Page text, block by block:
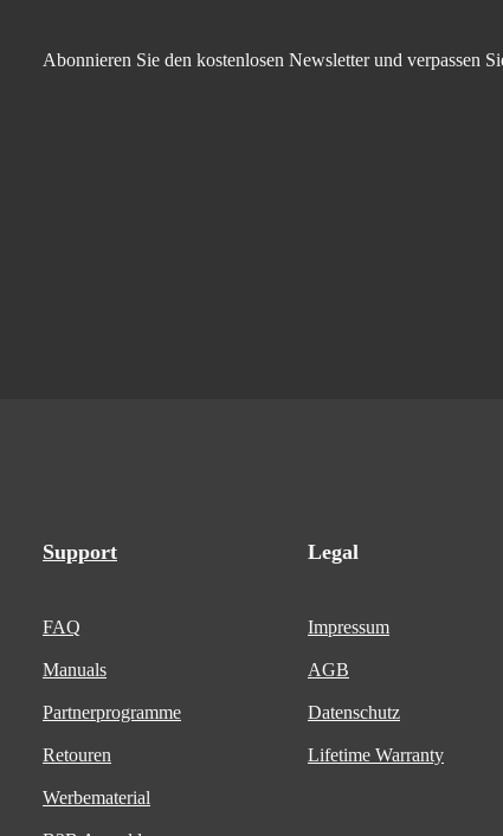
Abonnieren Sie den kostenlosen Newsletter und verpassen
Support
FAQ
Manuals
Partnerprogramme
Retouren
Werbematerial
Legal
Impressum
AGB
Datenschutz
Lifetime Warranty